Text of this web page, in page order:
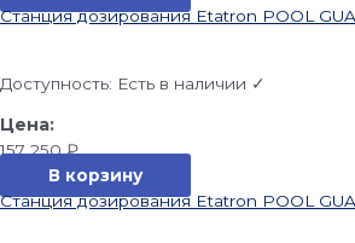
Станция дозирования Etatron POOL
Доступность: Есть в наличии ✓
157 250₽
В корзину
Станция дозирования Etatron POOL